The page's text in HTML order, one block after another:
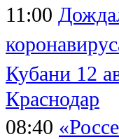
11:00
Кубани 12
Краснодар
08:40